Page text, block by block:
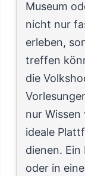
Museum
nicht nur
erleben,
treffen
die
nur
ideale
dienen.
oder in